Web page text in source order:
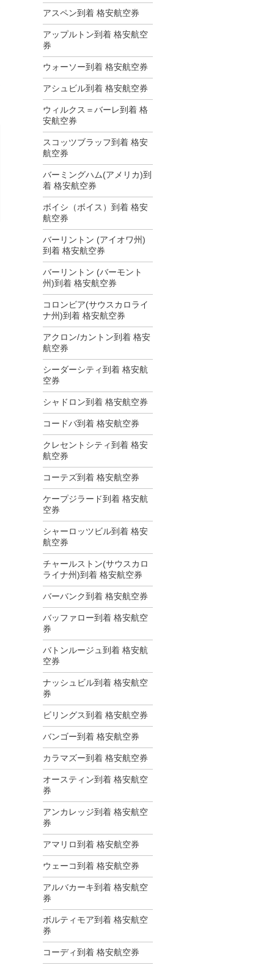
アスペン到着 格安航空券
アップルトン到着 格安航空
券
ウォーソー到着 格安航空券
アシュビル到着 格安航空券
ウィルクス＝バーレ到着 格
安航空券
スコッツブラッフ到着 格安
航空券
バーミングハム(アメリカ)到
着 格安航空券
ボイシ（ボイス）到着 格安
航空券
バーリントン (アイオワ州)
到着 格安航空券
バーリントン (バーモント
州)到着 格安航空券
コロンビア(サウスカロライ
ナ州)到着 格安航空券
アクロン/カントン到着 格安
航空券
シーダーシティ到着 格安航
空券
シャドロン到着 格安航空券
コードバ到着 格安航空券
クレセントシティ到着 格安
航空券
コーテズ到着 格安航空券
ケープジラード到着 格安航
空券
シャーロッツビル到着 格安
航空券
チャールストン(サウスカロ
ライナ州)到着 格安航空券
バーバンク到着 格安航空券
バッファロー到着 格安航空
券
バトンルージュ到着 格安航
空券
ナッシュビル到着 格安航空
券
ビリングス到着 格安航空券
バンゴー到着 格安航空券
カラマズー到着 格安航空券
オースティン到着 格安航空
券
アンカレッジ到着 格安航空
券
アマリロ到着 格安航空券
ウェーコ到着 格安航空券
アルバカーキ到着 格安航空
券
ボルティモア到着 格安航空
券
コーディ到着 格安航空券